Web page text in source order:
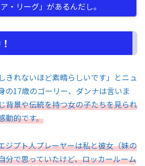
ア・リーグ」があるんだし。
きれないほど素晴らしいです」とニュ
の17歳のゴーリー、ダンナは言いま
背景や伝統を持つ女の子たちを見られ
動的です。
ジプト人プレーヤーは私と彼女（妹の
分で思っていたけど、ロッカールーム